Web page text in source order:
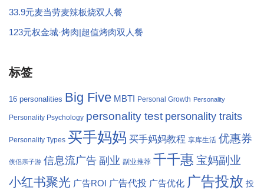
33.9元麦当劳麦辣板烧双人餐
123元权金城·烤肉|超值烤肉双人餐
标签
16 personalities Big Five MBTI Personal Growth Personality
Personality Psychology personality test personality traits
Personality Types 买手妈妈 买手妈妈教程 享库生活 优惠券
侠侣亲子游 信息流广告 副业 副业推荐 千千惠 宝妈副业
小红书聚光 广告ROI 广告代投 广告优化 广告投放 投